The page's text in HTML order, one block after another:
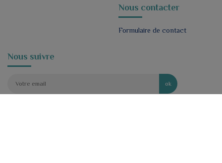
Nous contacter
Formulaire de contact
Nous suivre
ok